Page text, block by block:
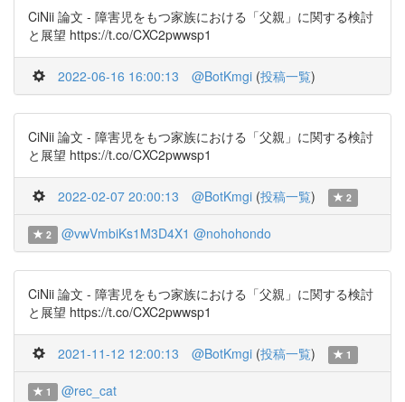
CiNii 論文 - 障害児をもつ家族における「父親」に関する検討
と展望 https://t.co/CXC2pwwsp1
2022-06-16 16:00:13 @BotKmgi (投稿一覧)
CiNii 論文 - 障害児をもつ家族における「父親」に関する検討
と展望 https://t.co/CXC2pwwsp1
2022-02-07 20:00:13 @BotKmgi (投稿一覧) 2
2 @vwVmbiKs1M3D4X1 @nohohondo
CiNii 論文 - 障害児をもつ家族における「父親」に関する検討
と展望 https://t.co/CXC2pwwsp1
2021-11-12 12:00:13 @BotKmgi (投稿一覧) 1
1 @rec_cat